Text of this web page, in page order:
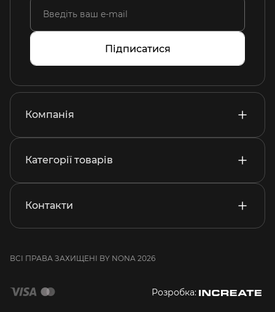
Підписатися
Компанія
Категорії товарів
Контакти
ВСІ ПРАВА ЗАХИЩЕНІ BY NONA 2026
Розробка: